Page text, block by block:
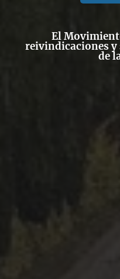
El
reivindicaciones
de